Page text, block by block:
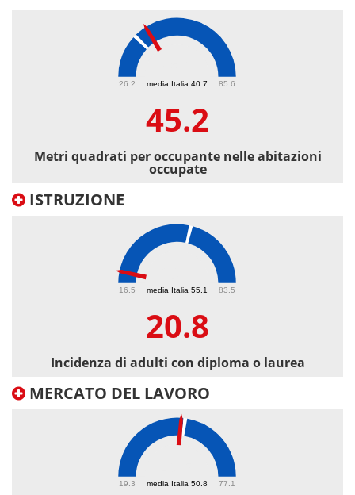
media Italia 40.7
26.2 85.6
45.2
Metri quadrati per occupante nelle abitazioni
occupate
ISTRUZIONE
media Italia 55.1
16.5 83.5
20.8
Incidenza di adulti con diploma o laurea
MERCATO DEL LAVORO
media Italia 50.8
19.3 77.1